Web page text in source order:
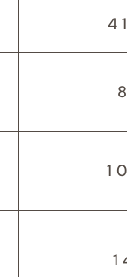
4
1
1